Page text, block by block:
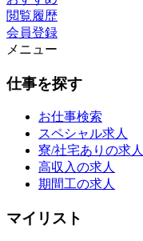
閲覧履歴
会員登録
メニュー
仕事を探す
お仕事検索
スペシャル求人
寮/社宅ありの求人
高収入の求人
期間工の求人
マイリスト